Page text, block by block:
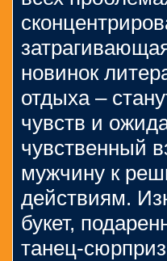
новинок
отдыха –
чувств и
чувственный
мужчину к
действиям.
букет,
танец-